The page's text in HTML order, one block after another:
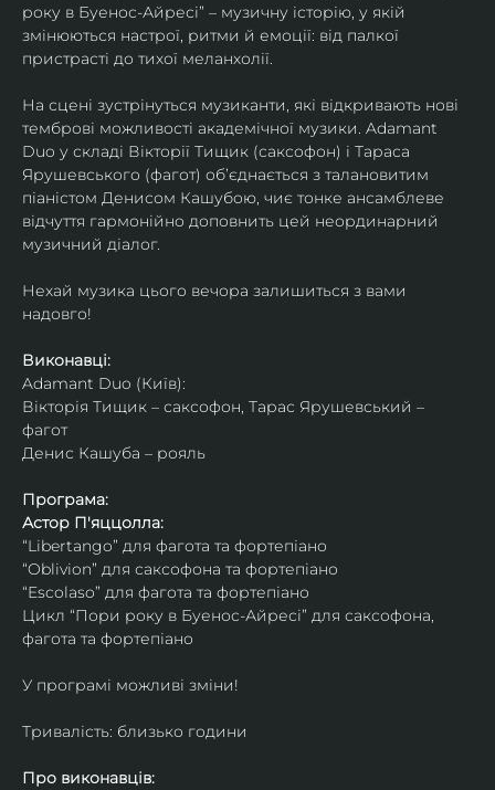
року в Буенос-Айресі” – музичну історію, у якій
змінюються настрої, ритми й емоції: від палкої
пристрасті до тихої меланхолії.
На сцені зустрінуться музиканти, які відкривають нові
темброві можливості академічної музики. Adamant
Duo у складі Вікторії Тищик (саксофон) і Тараса
Ярушевського (фагот) об’єднається з талановитим
піаністом Денисом Кашубою, чиє тонке ансамблеве
відчуття гармонійно доповнить цей неординарний
музичний діалог.
Нехай музика цього вечора залишиться з вами
надовго!
Виконавці:
Adamant Duo (Київ):
Вікторія Тищик – саксофон, Тарас Ярушевський –
фагот
Денис Кашуба – рояль
Програма:
Астор П'яццолла:
“Libertango” для фагота та фортепіано
“Oblivion” для саксофона та фортепіано
“Escolaso” для фагота та фортепіано
Цикл “Пори року в Буенос-Айресі” для саксофона,
фагота та фортепіано
У програмі можливі зміни!
Тривалість: близько години
Про виконавців: